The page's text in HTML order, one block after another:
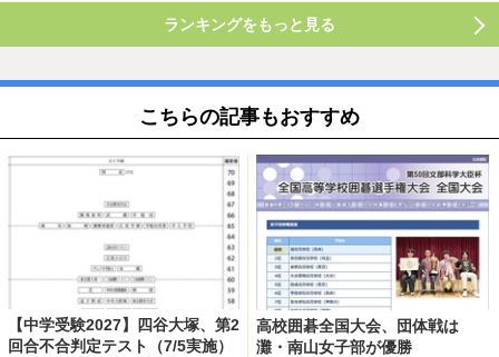
ランキングをもっと見る
こちらの記事もおすすめ
【中学受験2027】四谷大塚、第2
回合不合判定テスト（7/5実施）
高校囲碁全国大会、団体戦は
灘・南山女子部が優勝